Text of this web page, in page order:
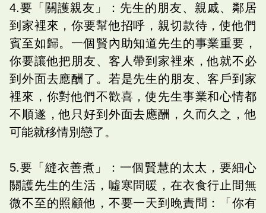
4.要「關護親友」：先生的朋友、親戚、鄰居
到家裡來，你要幫他招呼，親切款待，使他們
賓至如歸。一個賢內助知道先生的事業重要，
你要讓他把朋友、客人帶到家裡來，他就不必
到外面去應酬了。若是先生的朋友、客戶到家
裡來，你對他們不歡喜，使先生事業和心情都
不順遂，他只好到外面去應酬，久而久之，他
可能就移情別戀了。
5.要「縫衣善煮」：一個賢慧的太太，要細心
關護先生的生活，噓寒問暖，在衣食行止間無
微不至的照顧他，不要一天到晚責問：「你有